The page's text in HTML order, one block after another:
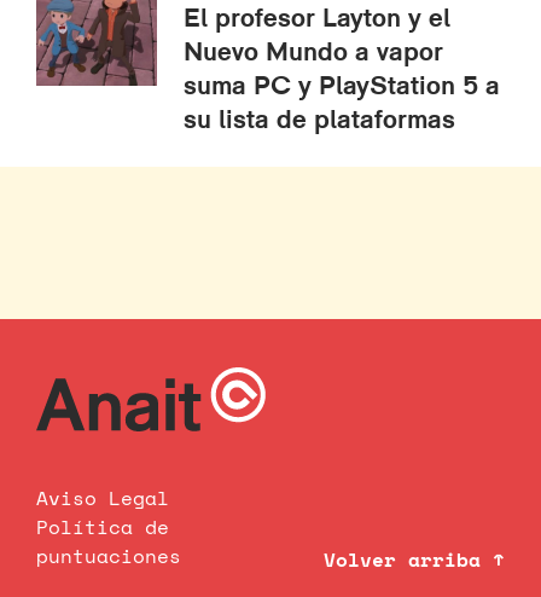
El profesor Layton y el
Nuevo Mundo a vapor
suma PC y PlayStation 5 a
su lista de plataformas
Aviso Legal
Política de
puntuaciones
Volver arriba ↑